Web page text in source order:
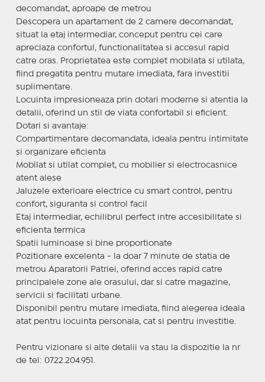
decomandat, aproape de metrou
Descopera un apartament de 2 camere decomandat,
situat la etaj intermediar, conceput pentru cei care
apreciaza confortul, functionalitatea si accesul rapid
catre oras. Proprietatea este complet mobilata si utilata,
fiind pregatita pentru mutare imediata, fara investitii
suplimentare.
Locuinta impresioneaza prin dotari moderne si atentia la
detalii, oferind un stil de viata confortabil si eficient.
Dotari si avantaje:
Compartimentare decomandata, ideala pentru intimitate
si organizare eficienta
Mobilat si utilat complet, cu mobilier si electrocasnice
atent alese
Jaluzele exterioare electrice cu smart control, pentru
confort, siguranta si control facil
Etaj intermediar, echilibrul perfect intre accesibilitate si
eficienta termica
Spatii luminoase si bine proportionate
Pozitionare excelenta - la doar 7 minute de statia de
metrou Aparatorii Patriei, oferind acces rapid catre
principalele zone ale orasului, dar si catre magazine,
servicii si facilitati urbane.
Disponibil pentru mutare imediata, fiind alegerea ideala
atat pentru locuinta personala, cat si pentru investitie.
Pentru vizionare si alte detalii va stau la dispozitie la nr
de tel: 0722.204.951.